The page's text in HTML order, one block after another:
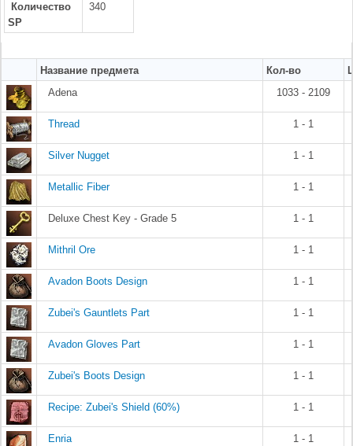
Количество
SP
340
Название предмета Кол-во
Adena
1033 - 2109
Thread 1 - 1
Silver Nugget 1 - 1
Metallic Fiber 1 - 1
Deluxe Chest Key - Grade 5 1 - 1
Mithril Ore 1 - 1
Avadon Boots Design 1 - 1
Zubei's Gauntlets Part 1 - 1
Avadon Gloves Part 1 - 1
Zubei's Boots Design 1 - 1
Recipe: Zubei's Shield (60%) 1 - 1
Enria 1 - 1